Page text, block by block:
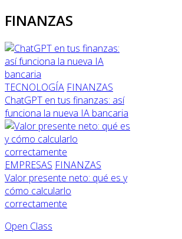
FINANZAS
TECNOLOGÍA FINANZAS
ChatGPT en tus finanzas: así
funciona la nueva IA bancaria
EMPRESAS FINANZAS
Valor presente neto: qué es y
cómo calcularlo
correctamente
Open Class